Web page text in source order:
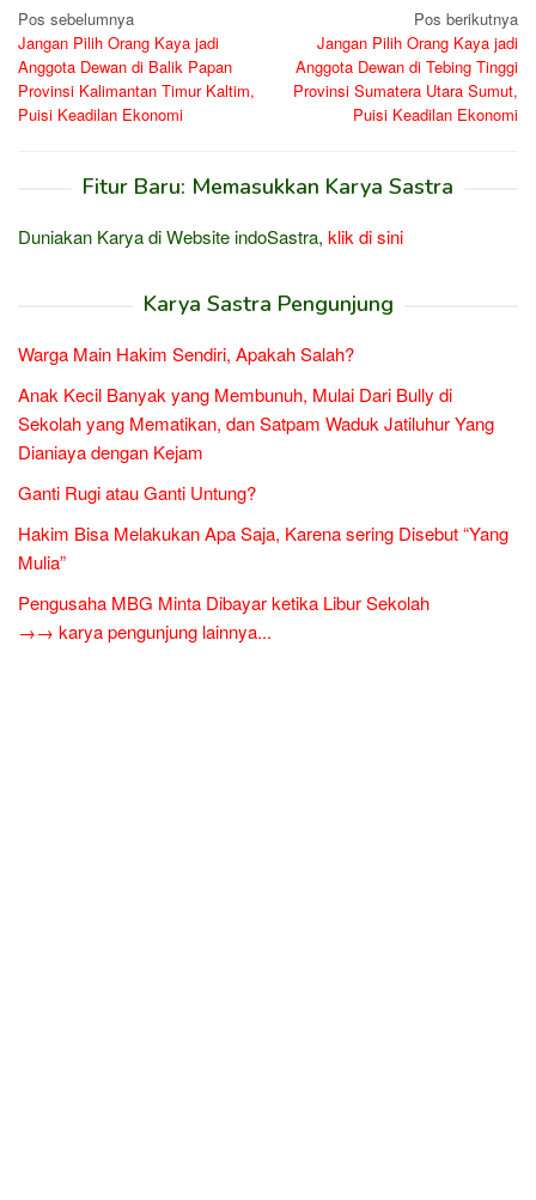
Navigasi
pos
Pos sebelumnya
Jangan Pilih Orang Kaya jadi
Anggota Dewan di Balik Papan
Provinsi Kalimantan Timur Kaltim,
Puisi Keadilan Ekonomi
Pos berikutnya
Jangan Pilih Orang Kaya jadi
Anggota Dewan di Tebing Tinggi
Provinsi Sumatera Utara Sumut,
Puisi Keadilan Ekonomi
Fitur Baru: Memasukkan Karya Sastra
Duniakan Karya di Website indoSastra, klik di sini
Karya Sastra Pengunjung
Warga Main Hakim Sendiri, Apakah Salah?
Anak Kecil Banyak yang Membunuh, Mulai Dari Bully di
Sekolah yang Mematikan, dan Satpam Waduk Jatiluhur Yang
Dianiaya dengan Kejam
Ganti Rugi atau Ganti Untung?
Hakim Bisa Melakukan Apa Saja, Karena sering Disebut “Yang
Mulia”
Pengusaha MBG Minta Dibayar ketika Libur Sekolah
→→ karya pengunjung lainnya...